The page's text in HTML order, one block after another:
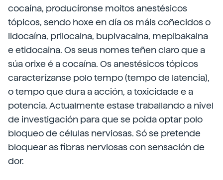
cocaína, producíronse moitos anestésicos
tópicos, sendo hoxe en día os máis coñecidos o
lidocaína, prilocaina, bupivacaina, mepibakaina
e etidocaina. Os seus nomes teñen claro que a
súa orixe é a cocaína. Os anestésicos tópicos
caracterízanse polo tempo (tempo de latencia),
o tempo que dura a acción, a toxicidade e a
potencia. Actualmente estase traballando a nivel
de investigación para que se poida optar polo
bloqueo de células nerviosas. Só se pretende
bloquear as fibras nerviosas con sensación de
dor.